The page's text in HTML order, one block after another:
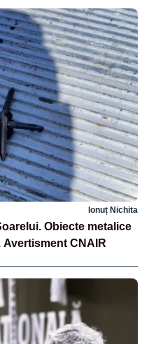
Ionuț Nichita
Obiecte metalice
CNAIR